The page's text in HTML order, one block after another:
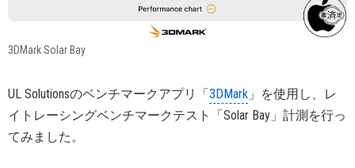
3DMark Solar Bay
UL Solutionsのベンチマークアプリ「 3DMark 」を使用し、レ
イトレーシングベンチマークテスト「Solar Bay」計測を行っ
てみました。